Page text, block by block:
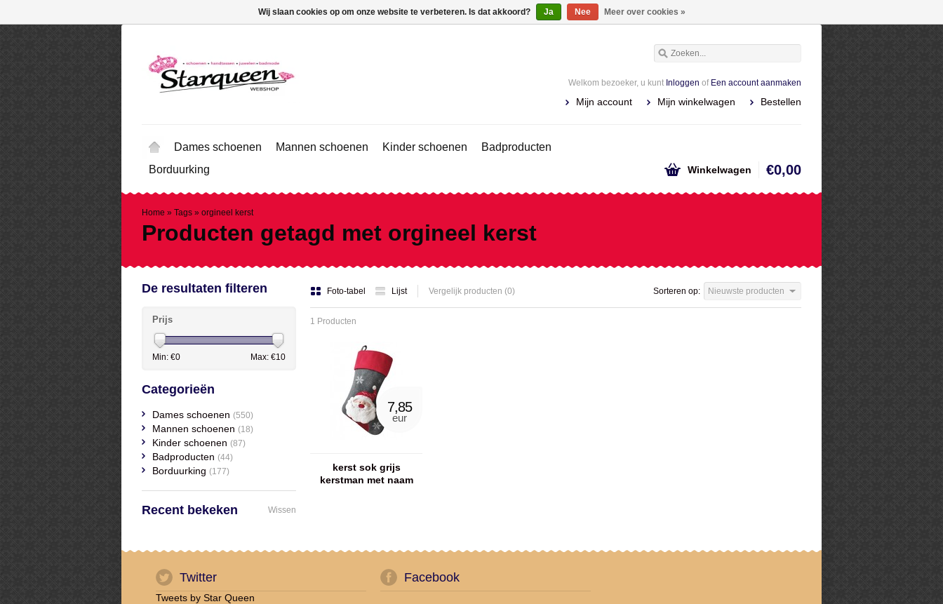
Welkom bezoeker, u kunt Inloggen of Een account aanmaken
Mijn account Mijn winkelwagen Bestellen
Dames schoenen Mannen schoenen Kinder schoenen
Badproducten
Borduurking
Winkelwagen €0,00
Home » Tags » orgineel kerst
Producten getagd met orgineel kerst
Foto-tabel Lijst Vergelijk producten (0) Sorteren op: Nieuwste producten
1 Producten
7,85
eur
kerst sok grijs
kerstman met naam
De resultaten filteren
Prijs
Min: €0 Max: €10
Categorieën
Dames schoenen (550)
Mannen schoenen (18)
Kinder schoenen (87)
Badproducten (44)
Borduurking (177)
Recent bekeken Wissen
Twitter
Tweets by Star Queen
Facebook
Wij slaan cookies op om onze website te verbeteren. Is dat akkoord? Ja Nee Meer over cookies »